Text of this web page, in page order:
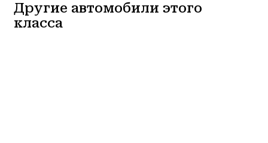
Другие автомобили этого
класса